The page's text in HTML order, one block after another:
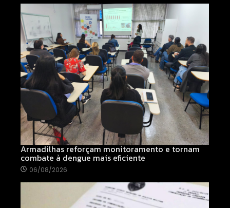
Armadilhas reforçam monitoramento e tornam
combate à dengue mais eficiente
06/08/2026